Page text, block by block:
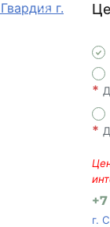
*
*
+7
г.